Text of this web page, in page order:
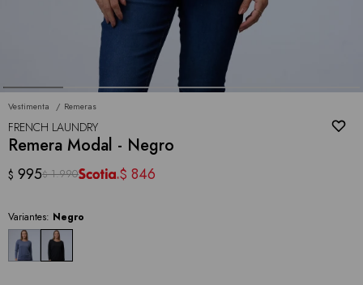
Vestimenta Remeras
FRENCH LAUNDRY
Remera Modal - Negro
$ 995$ 1.990 $ 846
Variantes: Negro